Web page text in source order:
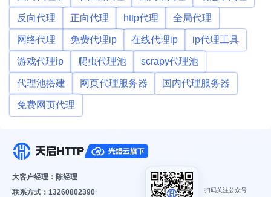
反向代理 正向代理 http代理 全局代理
网络代理 免费代理ip 在线代理ip ip代理工具
游戏代理ip 爬虫代理池 scrapy代理池
代理池搭建 网页代理服务器 国内代理服务器
免费网页代理
大客户经理：陈经理
联系方式：13260802390
扫码关注公众号